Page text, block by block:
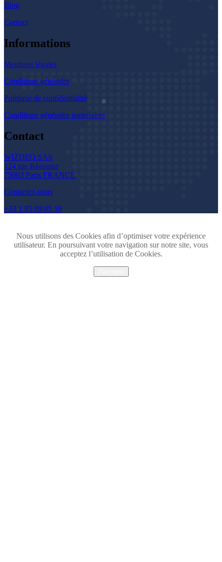
Blog
Contact
Informations
Mentions légales
Conditions générales
Politique de confidentialité
Conditions générales partenaires
Contact
WIZDEO SAS
124 rue Réaumur
75002 Paris FRANCE
Contactez-nous
+33 1 85 09 05 10
Nous utilisons des Cookies afin d’optimiser votre expérience
utilisateur. En poursuivant votre navigation sur notre site, vous
acceptez l’utilisation de Cookies.